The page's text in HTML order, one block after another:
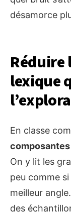
désamorce
Réduire
lexique
En classe
On y lit les
peu comme
meilleur
des